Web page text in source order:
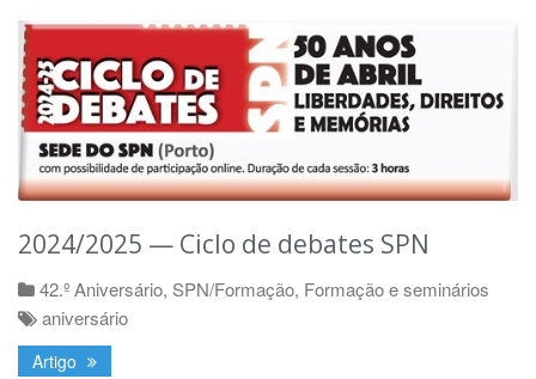
2024/2025 — Ciclo de debates SPN
42.º Aniversário, SPN/Formação, Formação e seminários
aniversário
Artigo